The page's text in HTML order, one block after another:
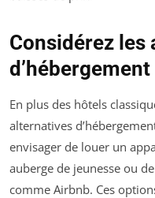
Considérez les
d’hébergement
En plus des hôtels
alternatives
envisager de louer un
auberge de jeunesse ou
comme Airbnb. Ces